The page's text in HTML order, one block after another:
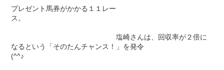
プレゼント馬券がかかる１１レー
ス。
塩崎さんは、回収率が２倍に
なるという「そのたんチャンス！」を発令
(^^♪